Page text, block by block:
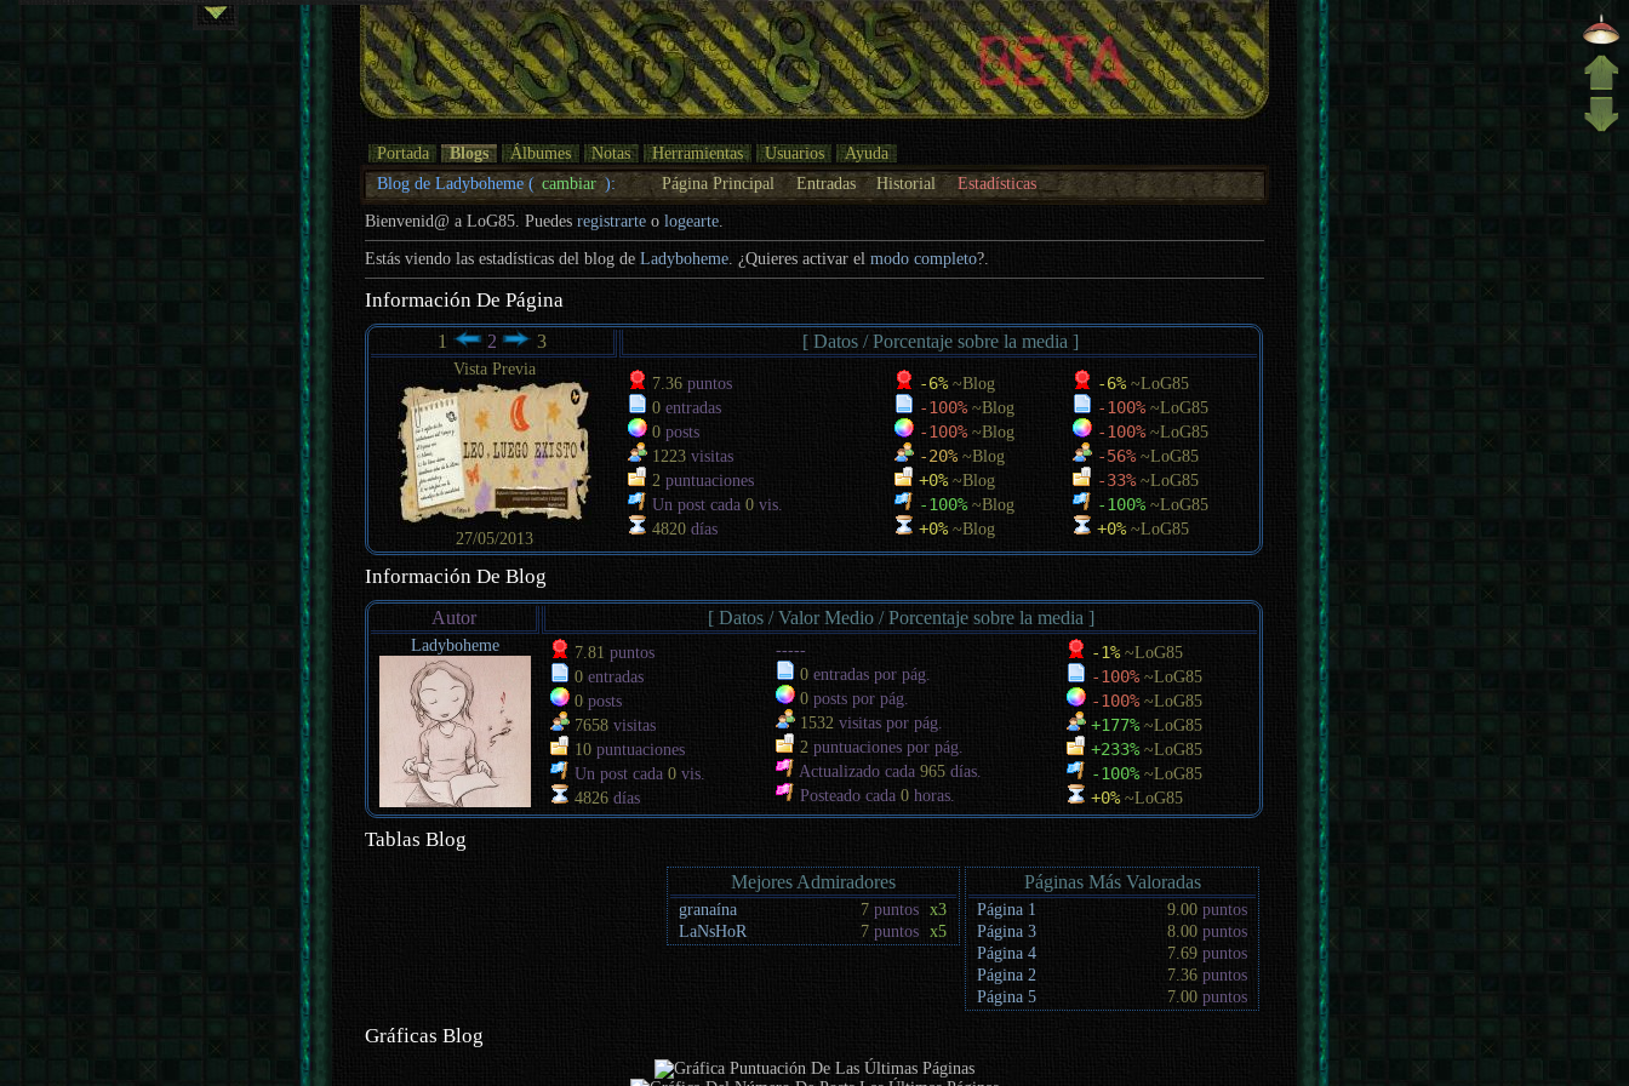
Portada Blogs Álbumes Notas Herramientas Usuarios
Ayuda
Blog de Ladyboheme ( cambiar ): Página Principal Entradas Historial Estadísticas
Bienvenid@ a LoG85. Puedesregistrarte ologearte.
Estás viendo las estadísticas del blog deLadyboheme . ¿Quieres activar elmodo completo?.
Información De Página
1
2 3 [ Datos / Porcentaje sobre la media ]
Vista Previa
27/05/2013
7.36puntos
0entradas
0posts
1223visitas
2 puntuaciones
Un post cada 0vis.
4820días
-6%~Blog
-100%~Blog
-100%~Blog
-20%~Blog
+0%~Blog
-100%~Blog
+0%~Blog
-6%~LoG85
-100%~LoG85
-100%~LoG85
-56%~LoG85
-33%~LoG85
-100%~LoG85
+0%~LoG85
Información De Blog
Autor
[ Datos / Valor Medio / Porcentaje sobre la media ]
Ladyboheme 7.81 puntos
0entradas
0posts
7658visitas
10puntuaciones
Un post cada 0vis.
4826días
-----
0entradas por pág.
0posts por pág.
1532 visitas por pág.
2 puntuaciones por pág.
Actualizado cada 965días.
Posteado cada 0horas.
-1%~LoG85
-100%~LoG85
-100%~LoG85
+177%~LoG85
+233%~LoG85
-100%~LoG85
+0%~LoG85
Tablas Blog
Mejores Admiradores
granaína 7 puntos
x3
LaNsHoR
7 puntos x5
Páginas Más Valoradas
Página 1 9.00 puntos
Página 3
8.00 puntos
Página 4
7.69 puntos
Página 2
7.36 puntos
Página 5
7.00 puntos
Gráficas Blog